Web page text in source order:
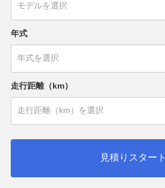
年式
走行距離（km）
見積りスタート